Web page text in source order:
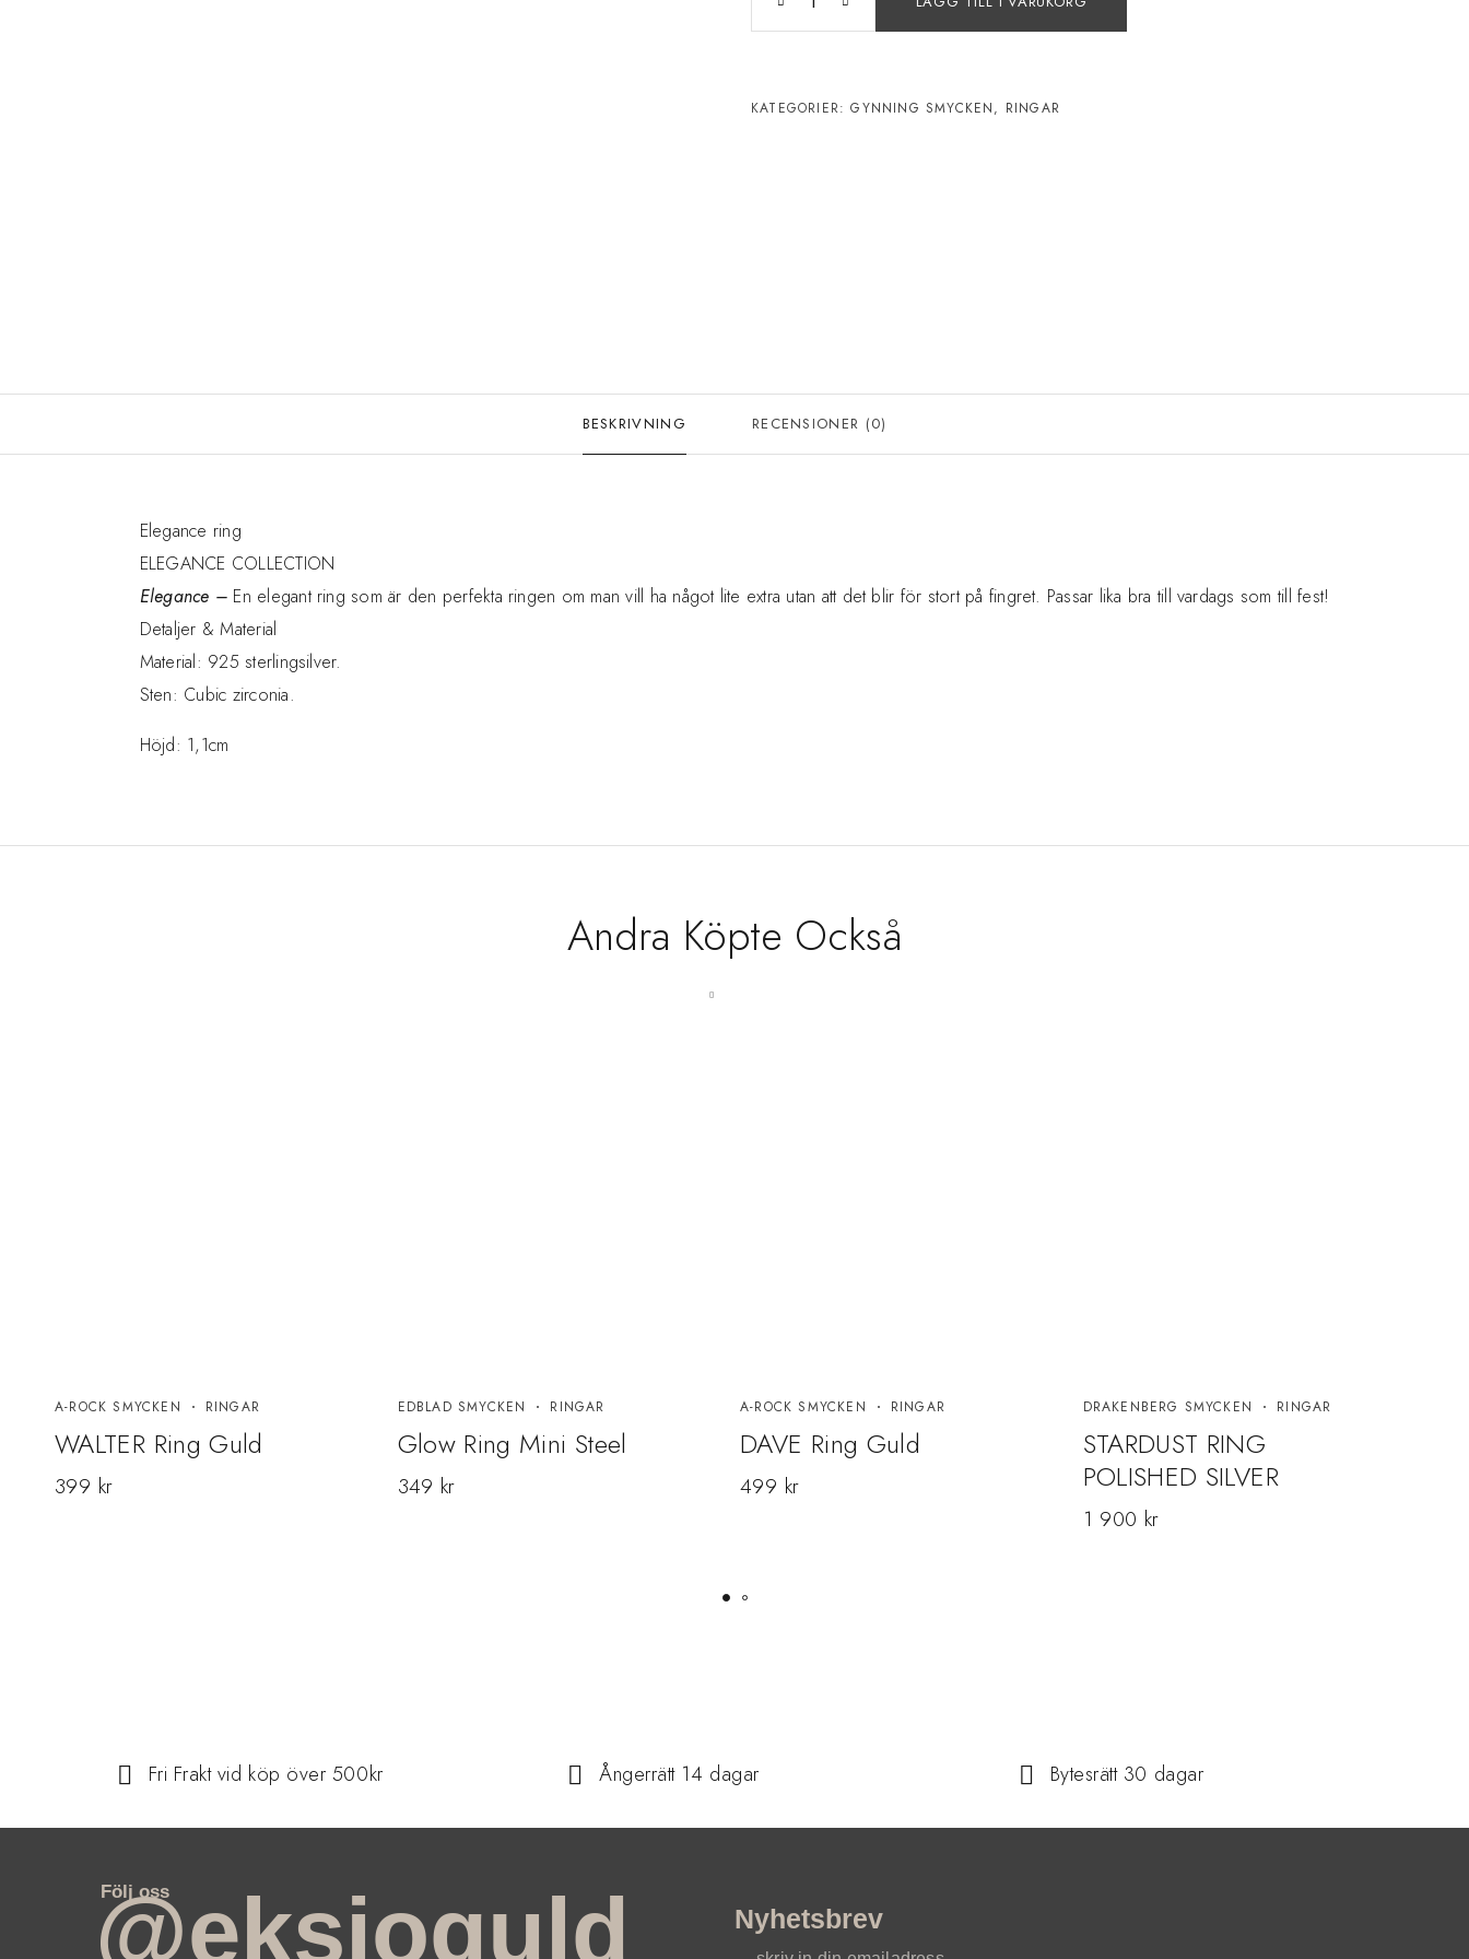
KATEGORIER:GYNNING SMYCKEN, RINGAR
BESKRIVNING RECENSIONER (0)
Elegance ring
ELEGANCE COLLECTION
Elegance – En elegant ring som är den perfekta ringen om man vill ha något lite extra utan att det blir för stort på fingret. Passar lika bra till vardags som till fest!
Detaljer & Material
Material: 925 sterlingsilver.
Sten: Cubic zirconia.
Höjd: 1,1cm
Andra Köpte Också
A-ROCK SMYCKEN RINGAR
WALTER Ring Guld
399 kr
EDBLAD SMYCKEN RINGAR
Glow Ring Mini Steel
349 kr
A-ROCK SMYCKEN RINGAR
DAVE Ring Guld
499 kr
DRAKENBERG SMYCKEN RINGAR
STARDUST RING
POLISHED SILVER
1 900 kr
Fri Frakt vid köp över 500kr Ångerrätt 14 dagar Bytesrätt 30 dagar
Följ oss
@eksjoguld Nyhetsbrev